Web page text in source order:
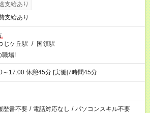
支給あり
支給あり
じケ丘駅 / 国領駅
職場!
～17:00 休憩45分 [実働]7時間45分
歴書不要 / 電話対応なし / パソコンスキル不要